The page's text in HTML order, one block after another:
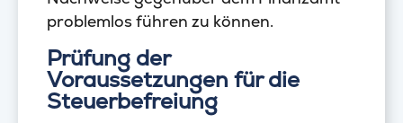
problemlos führen zu können.
Prüfung der
Voraussetzungen für die
Steuerbefreiung